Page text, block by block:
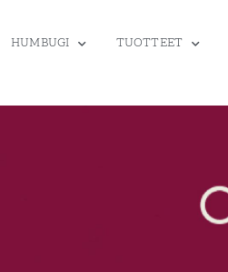
HUMBUGI TUOTTEET